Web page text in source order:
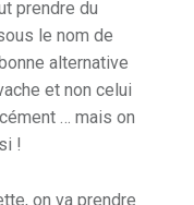
prendre du
le nom de
alternative
et non celui
… mais on
!
on va prendre